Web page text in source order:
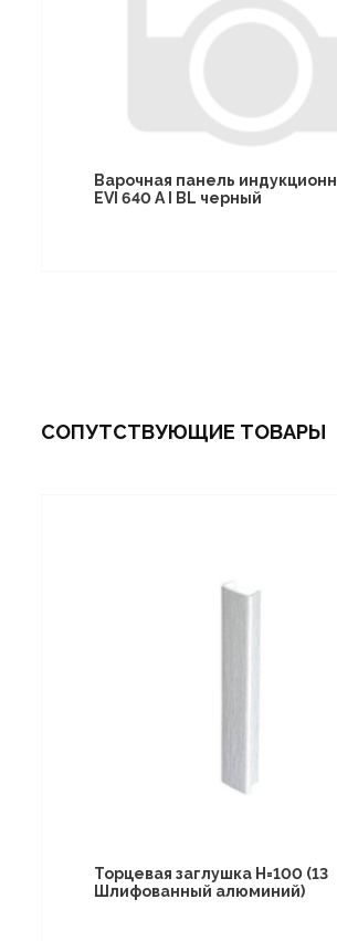
Варочная панель
EVI 640 A I BL черный
СОПУТСТВУЮЩИЕ ТОВАРЫ
Торцевая заглушка Н=100 (13
Шлифованный алюминий)